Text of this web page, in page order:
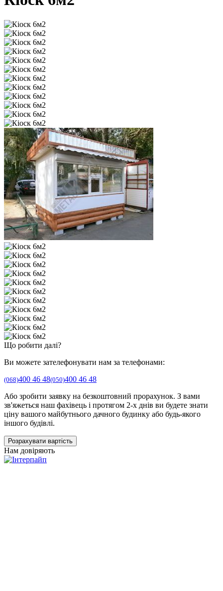
Що робити далі?
Ви можете зателефонувати нам за телефонами:
(068)400 46 48(050)400 46 48
Або зробити заявку на безкоштовний прорахунок. З вами
зв'яжеться наш фахівець і протягом 2-х днів ви будете знати
ціну вашого майбутнього дачного будинку або будь-якого
іншого будівлі.
Розрахувати вартість
Нам довіряють